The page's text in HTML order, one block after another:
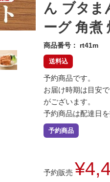
ん ブタま
ーグ 角煮
商品番号 rt41m
送料込
予約商品です。
お届け時期は目安
がございます。
予約商品は配達日を
予約商品
予約販売 ¥